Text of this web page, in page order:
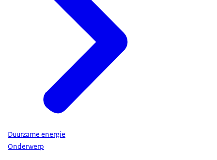
Duurzame energie
Onderwerp